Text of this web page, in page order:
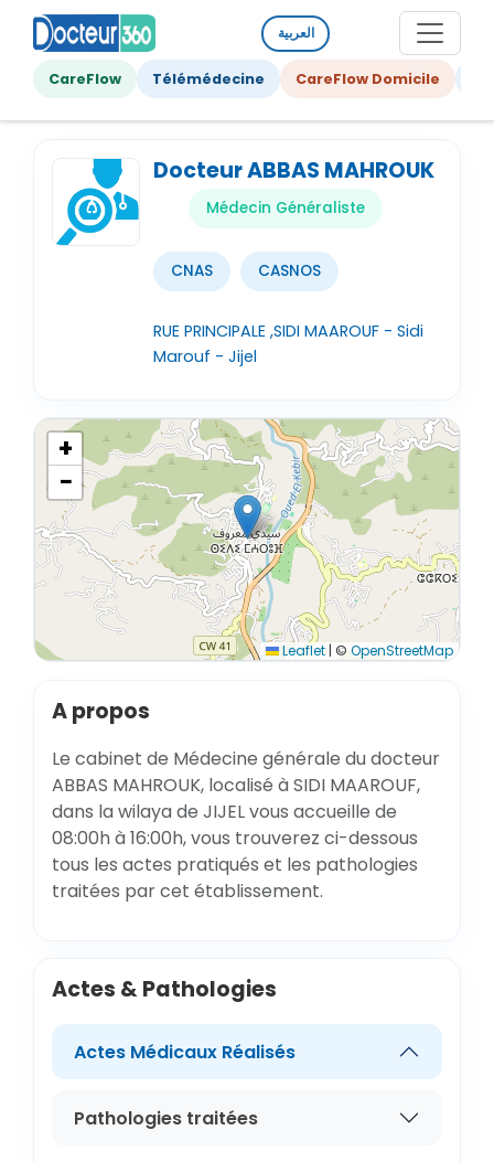
العربية
CareFlow Télémédecine CareFlow Domicile
Docteur ABBAS MAHROUK
Médecin Généraliste
CNAS CASNOS
RUE PRINCIPALE ,SIDI MAAROUF - Sidi
Marouf - Jijel
+
−
Leaflet | © OpenStreetMap
A propos
Le cabinet de Médecine générale du docteur
ABBAS MAHROUK, localisé à SIDI MAAROUF,
dans la wilaya de JIJEL vous accueille de
08:00h à 16:00h, vous trouverez ci-dessous
tous les actes pratiqués et les pathologies
traitées par cet établissement.
Actes & Pathologies
Actes Médicaux Réalisés
Pathologies traitées